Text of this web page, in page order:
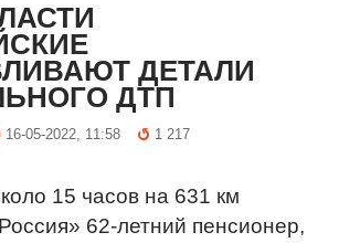
ДЕТАЛИ
ДТП
16-05-2022, 11:58
1 217
15 часов на 631 км
62-летний пенсионер,